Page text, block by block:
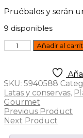
Pruébalos y serán
9 disponibles
Verduras
al
425g
Carlota
Organic
cantidad
Añadir al
SKU: 5940588
Latas y conservas,
Gourmet
Previous Product
Next Product